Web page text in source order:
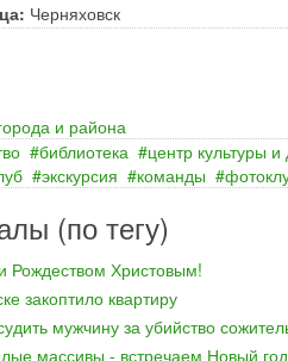
Черняховск
и района
библиотека центр культуры и
экскурсия команды
(по тегу)
Христовым!
закоптило квартиру
мужчину за убийство
массивы - встречаем Новый